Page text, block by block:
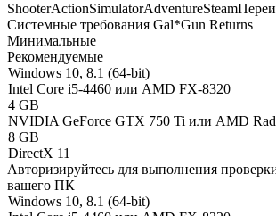
ShooterActionSimulatorAdventureSteam
Системные требования Gal*Gun Returns
Минимальные
Рекомендуемые
Windows 10, 8.1 (64-bit)
Intel Core i5-4460 или AMD FX-8320
4 GB
NVIDIA GeForce GTX 750 Ti или AMD
8 GB
DirectX 11
Авторизируйтесь для выполнения
вашего ПК
Windows 10, 8.1 (64-bit)